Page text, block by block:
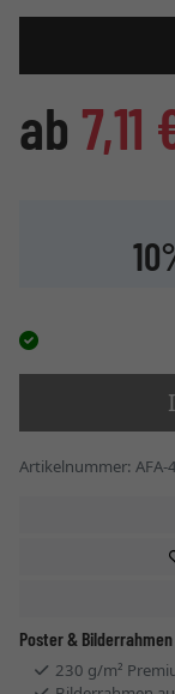
ab 7,11
Artikelnummer: AFA-
Poster &
230 g/m²